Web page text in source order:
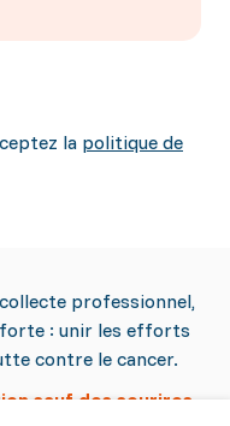
la politique de
professionnel,
: unir les efforts
contre le cancer.
sauf des sourires.